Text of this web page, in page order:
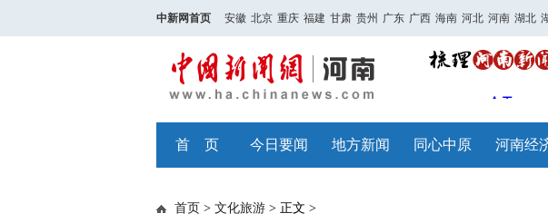
中新网首页 安徽 北京 重庆 福建 甘肃 贵州 广东 广西 海南 河北 河南 湖北
首 页 今日要闻 地方新闻 同心中原 河南经
首页 > 文化旅游 > 正文 >